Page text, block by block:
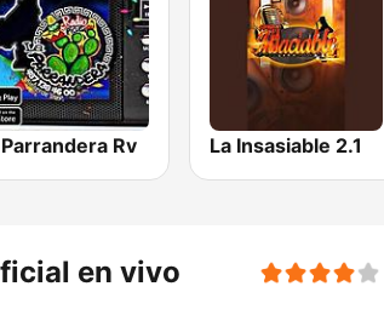
Rv La Insasiable 2.1
en vivo